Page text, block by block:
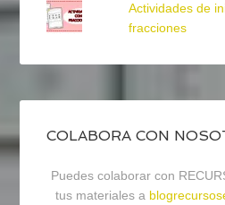
Actividades de
fracciones
COLABORA CON
Puedes colaborar con
tus materiales a